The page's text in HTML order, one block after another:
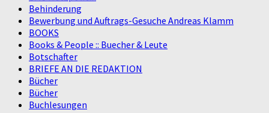
Behinderung
Bewerbung und Auftrags-Gesuche Andreas Klamm
BOOKS
Books & People :: Buecher & Leute
Botschafter
BRIEFE AN DIE REDAKTION
Bücher
Bücher
Buchlesungen